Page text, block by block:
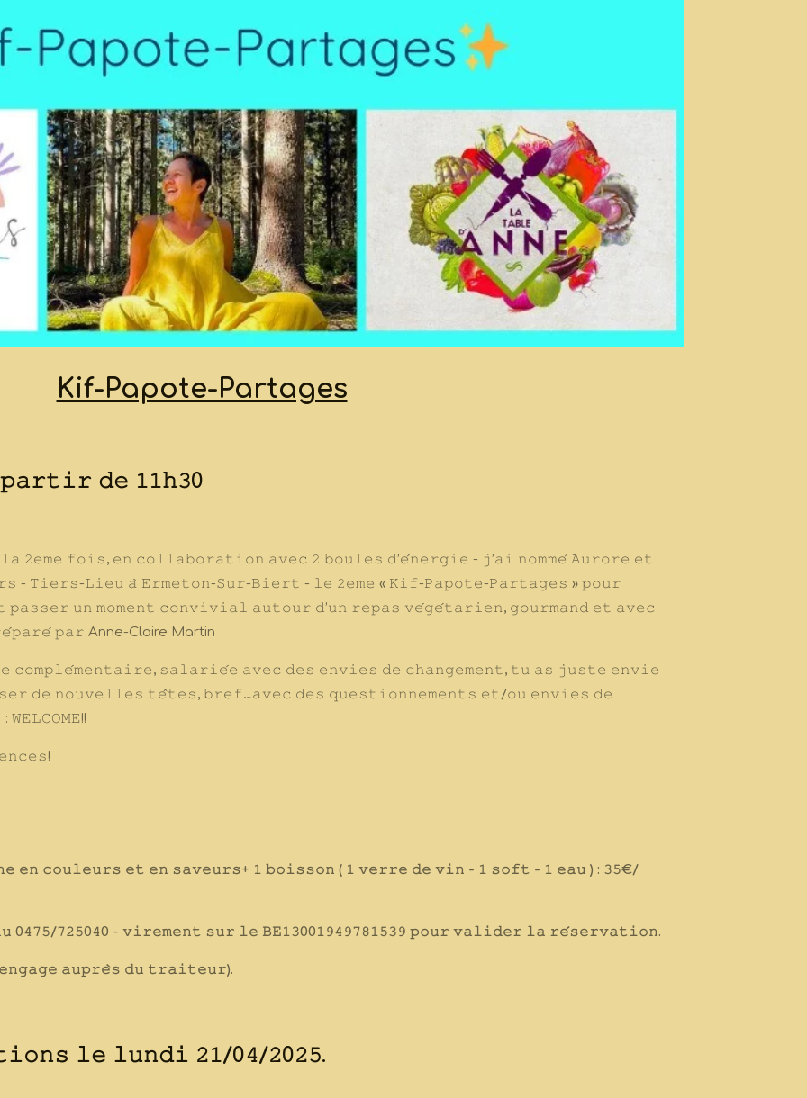
Kif-Papote-Partages
𝚍𝚎 𝟷𝟷𝚑𝟹0
𝟸𝚎𝚖𝚎 𝚏𝚘𝚒𝚜, 𝚎𝚗 𝚌𝚘𝚕𝚕𝚊𝚋𝚘𝚛𝚊𝚝𝚒𝚘𝚗 𝚊𝚟𝚎𝚌 𝟸 𝚋𝚘𝚞𝚕𝚎𝚜 𝚍’𝚎́𝚗𝚎𝚛𝚐𝚒𝚎 - 𝚓’𝚊𝚒 𝚗𝚘𝚖𝚖𝚎́ 𝙰𝚞𝚛𝚘𝚛𝚎 𝚎𝚝
- 𝚃𝚒𝚎𝚛𝚜-𝙻𝚒𝚎𝚞 𝚊̀ 𝙴𝚛𝚖𝚎𝚝𝚘𝚗-𝚂𝚞𝚛-𝙱𝚒𝚎𝚛𝚝 - 𝚕𝚎 𝟸𝚎𝚖𝚎 « 𝙺𝚒𝚏-𝙿𝚊𝚙𝚘𝚝𝚎-𝙿𝚊𝚛𝚝𝚊𝚐𝚎𝚜 » 𝚙𝚘𝚞𝚛
𝚙𝚊𝚜𝚜𝚎𝚛 𝚞𝚗 𝚖𝚘𝚖𝚎𝚗𝚝 𝚌𝚘𝚗𝚟𝚒𝚟𝚒𝚊𝚕 𝚊𝚞𝚝𝚘𝚞𝚛 𝚍’𝚞𝚗 𝚛𝚎𝚙𝚊𝚜 𝚟𝚎́𝚐𝚎́𝚝𝚊𝚛𝚒𝚎𝚗, 𝚐𝚘𝚞𝚛𝚖𝚊𝚗𝚍 𝚎𝚝 𝚊𝚟𝚎𝚌
𝚙𝚊𝚛 Anne-Claire Martin
𝚌𝚘𝚖𝚙𝚕𝚎́𝚖𝚎𝚗𝚝𝚊𝚒𝚛𝚎, 𝚜𝚊𝚕𝚊𝚛𝚒𝚎́𝚎 𝚊𝚟𝚎𝚌 𝚍𝚎𝚜 𝚎𝚗𝚟𝚒𝚎𝚜 𝚍𝚎 𝚌𝚑𝚊𝚗𝚐𝚎𝚖𝚎𝚗𝚝, 𝚝𝚞 𝚊𝚜 𝚓𝚞𝚜𝚝𝚎 𝚎𝚗𝚟𝚒𝚎
𝚍𝚎 𝚗𝚘𝚞𝚟𝚎𝚕𝚕𝚎𝚜 𝚝𝚎̂𝚝𝚎𝚜, 𝚋𝚛𝚎𝚏…𝚊𝚟𝚎𝚌 𝚍𝚎𝚜 𝚚𝚞𝚎𝚜𝚝𝚒𝚘𝚗𝚗𝚎𝚖𝚎𝚗𝚝𝚜 𝚎𝚝/𝚘𝚞 𝚎𝚗𝚟𝚒𝚎𝚜 𝚍𝚎
𝚆𝙴𝙻𝙲𝙾𝙼𝙴!!
𝚎𝚗 𝚌𝚘𝚞𝚕𝚎𝚞𝚛𝚜 𝚎𝚝 𝚎𝚗 𝚜𝚊𝚟𝚎𝚞𝚛𝚜+ 𝟷 𝚋𝚘𝚒𝚜𝚜𝚘𝚗 ( 𝟷 𝚟𝚎𝚛𝚛𝚎 𝚍𝚎 𝚟𝚒𝚗 - 𝟷 𝚜𝚘𝚏𝚝 - 𝟷 𝚎𝚊𝚞 ) : 𝟹𝟻€/
0𝟺𝟽𝟻/𝟽𝟸𝟻0𝟺0 - 𝚟𝚒𝚛𝚎𝚖𝚎𝚗𝚝 𝚜𝚞𝚛 𝚕𝚎 𝙱𝙴𝟷𝟹00𝟷𝟿𝟺𝟿𝟽𝟾𝟷𝟻𝟹𝟿 𝚙𝚘𝚞𝚛 𝚟𝚊𝚕𝚒𝚍𝚎𝚛 𝚕𝚊 𝚛𝚎́𝚜𝚎𝚛𝚟𝚊𝚝𝚒𝚘𝚗.
𝚊𝚞𝚙𝚛𝚎̀𝚜 𝚍𝚞 𝚝𝚛𝚊𝚒𝚝𝚎𝚞𝚛).
𝚕𝚎 𝚕𝚞𝚗𝚍𝚒 𝟸𝟷/0𝟺/𝟸0𝟸𝟻.